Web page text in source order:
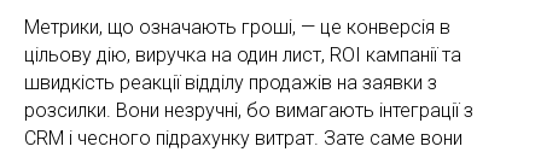
Метрики, що означають гроші, — це конверсія в
цільову дію, виручка на один лист, ROI кампанії та
швидкість реакції відділу продажів на заявки з
розсилки. Вони незручні, бо вимагають інтеграції з
CRM і чесного підрахунку витрат. Зате саме вони